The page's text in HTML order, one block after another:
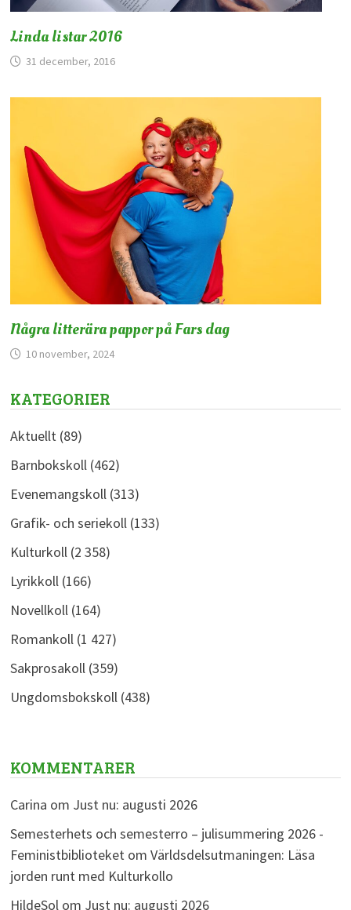
Linda listar 2016
31 december, 2016
Några litterära pappor på Fars dag
10 november, 2024
KATEGORIER
Aktuellt(89)
Barnbokskoll(462)
Evenemangskoll(313)
Grafik- och seriekoll(133)
Kulturkoll(2 358)
Lyrikkoll(166)
Novellkoll(164)
Romankoll(1 427)
Sakprosakoll(359)
Ungdomsbokskoll(438)
KOMMENTARER
Carina om Just nu: augusti 2026
Semesterhets och semesterro – julisummering 2026 -
Feministbiblioteketom Världsdelsutmaningen: Läsa
jorden runt med Kulturkollo
HildeSolom Just nu: augusti 2026